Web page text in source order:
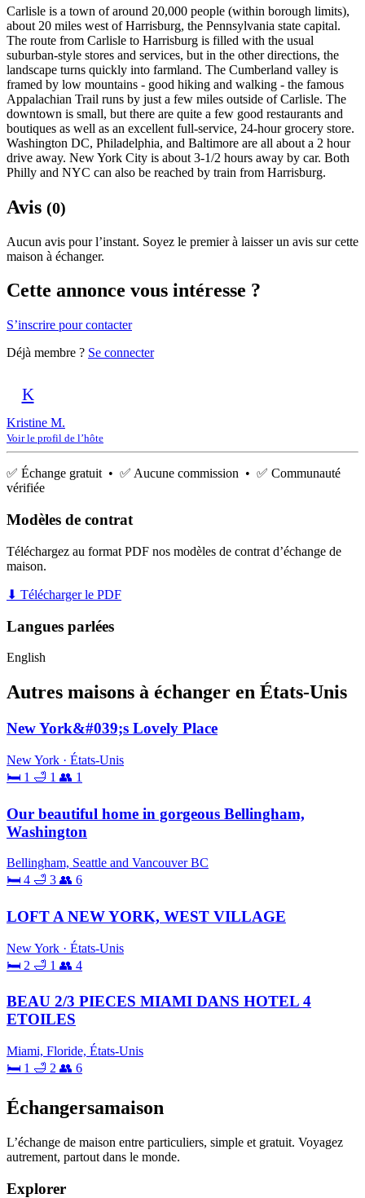
Carlisle is a town of around 20,000 people (within borough limits),
about 20 miles west of Harrisburg, the Pennsylvania state capital.
The route from Carlisle to Harrisburg is filled with the usual
suburban-style stores and services, but in the other directions, the
landscape turns quickly into farmland. The Cumberland valley is
framed by low mountains - good hiking and walking - the famous
Appalachian Trail runs by just a few miles outside of Carlisle. The
downtown is small, but there are quite a few good restaurants and
boutiques as well as an excellent full-service, 24-hour grocery store.
Washington DC, Philadelphia, and Baltimore are all about a 2 hour
drive away. New York City is about 3-1/2 hours away by car. Both
Philly and NYC can also be reached by train from Harrisburg.
Avis (0)
Aucun avis pour l’instant. Soyez le premier à laisser un avis sur cette
maison à échanger.
Cette annonce vous intéresse ?
S’inscrire pour contacter
Déjà membre ? Se connecter
K
Kristine M.
Voir le profil de l’hôte
✅ Échange gratuit • ✅ Aucune commission • ✅ Communauté
vérifiée
Modèles de contrat
Téléchargez au format PDF nos modèles de contrat d’échange de
maison.
⬇ Télécharger le PDF
Langues parlées
English
Autres maisons à échanger en États-Unis
New York&#039;s Lovely Place
New York · États-Unis
🛏 1 🛁 1 👥 1
Our beautiful home in gorgeous Bellingham,
Washington
Bellingham, Seattle and Vancouver BC
🛏 4 🛁 3 👥 6
LOFT A NEW YORK, WEST VILLAGE
New York · États-Unis
🛏 2 🛁 1 👥 4
BEAU 2/3 PIECES MIAMI DANS HOTEL 4
ETOILES
Miami, Floride, États-Unis
🛏 1 🛁 2 👥 6
Échangersamaison
L’échange de maison entre particuliers, simple et gratuit. Voyagez
autrement, partout dans le monde.
Explorer